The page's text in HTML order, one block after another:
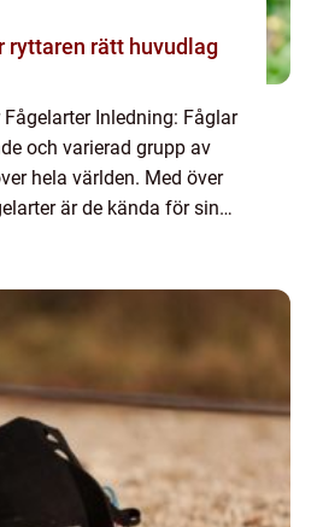
Fågelarter Inledning: Fåglar
och varierad grupp av
hela världen. Med över
är de kända för sin